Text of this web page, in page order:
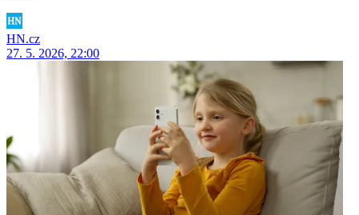
HN.cz
27. 5. 2026, 22:00